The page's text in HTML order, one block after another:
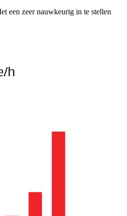
een zeer nauwkeurig in te stellen